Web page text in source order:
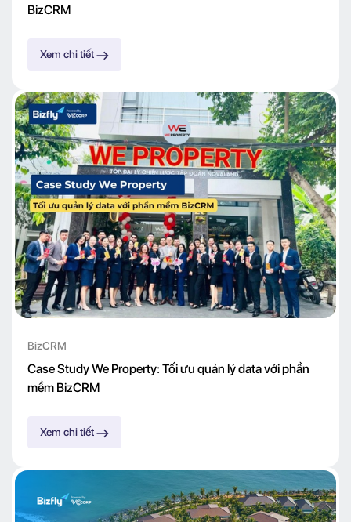
BizCRM
Xem chi tiết
BizCRM
Case Study We Property: Tối ưu quản lý data với phần
mềm BizCRM
Xem chi tiết